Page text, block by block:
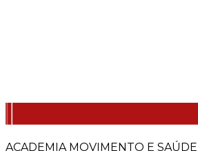
ACADEMIA MOVIMENTO E SAÚDE